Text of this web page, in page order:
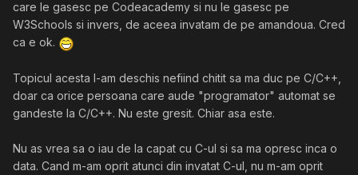
care le gasesc pe Codeacademy si nu le gasesc pe
W3Schools si invers, de aceea invatam de pe amandoua. Cred
ca e ok.
Topicul acesta l-am deschis nefiind chitit sa ma duc pe C/C++,
doar ca orice persoana care aude "programator" automat se
gandeste la C/C++. Nu este gresit. Chiar asa este.
Nu as vrea sa o iau de la capat cu C-ul si sa ma opresc inca o
data. Cand m-am oprit atunci din invatat C-ul, nu m-am oprit